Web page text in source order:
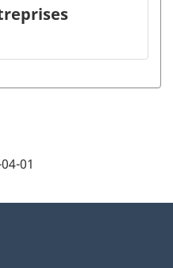
01